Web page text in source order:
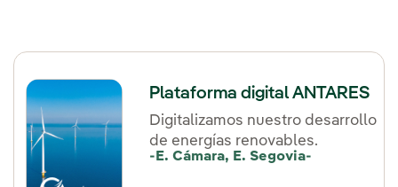
Plataforma digital ANTARES
Digitalizamos nuestro desarrollo
de energías renovables.
-E. Cámara, E. Segovia-